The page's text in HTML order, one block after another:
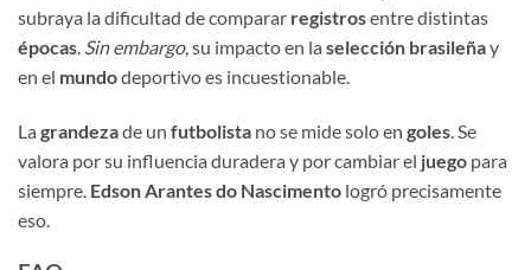
subraya la dificultad de comparar registrosentre distintas
épocas. Sin embargo, su impacto en la selección brasileñay
en el mundodeportivo es incuestionable.
La grandezade un futbolista no se mide solo en goles . Se
valora por su influencia duradera y por cambiar el juego para
siempre. Edson Arantes do Nascimento logró precisamente
eso.